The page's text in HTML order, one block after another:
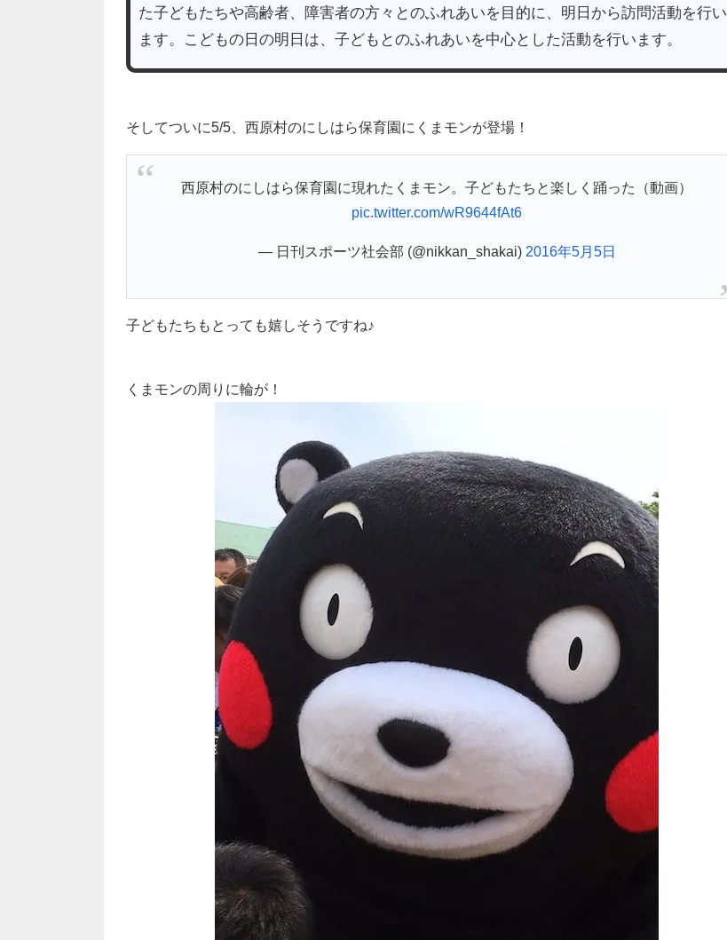
た子どもたちや高齢者、障害者の方々とのふれあいを目的に、明日から訪問活動を行い
ます。こどもの日の明日は、子どもとのふれあいを中心とした活動を行います。
そしてついに5/5、西原村のにしはら保育園にくまモンが登場！
西原村のにしはら保育園に現れたくまモン。子どもたちと楽しく踊った（動画）
pic.twitter.com/wR9644fAt6
— 日刊スポーツ社会部 (@nikkan_shakai) 2016年5月5日
子どもたちもとっても嬉しそうですね♪
くまモンの周りに輪が！